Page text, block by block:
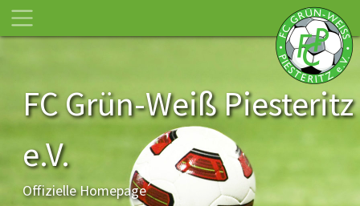
FC Grün-Weiß Piesteritz
e.V.
Offizielle Homepage